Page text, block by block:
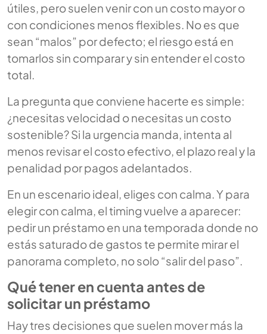
útiles, pero suelen venir con un costo mayor o
con condiciones menos flexibles. No es que
sean “malos” por defecto; el riesgo está en
tomarlos sin comparar y sin entender el costo
total.
La pregunta que conviene hacerte es simple:
¿necesitas velocidad o necesitas un costo
sostenible? Si la urgencia manda, intenta al
menos revisar el costo efectivo, el plazo real y la
penalidad por pagos adelantados.
En un escenario ideal, eliges con calma. Y para
elegir con calma, el timing vuelve a aparecer:
pedir un préstamo en una temporada donde no
estás saturado de gastos te permite mirar el
panorama completo, no solo “salir del paso”.
Qué tener en cuenta antes de
solicitar un préstamo
Hay tres decisiones que suelen mover más la